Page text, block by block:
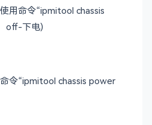
用命令“ipmitool chassis
off-下电)
令“ipmitool chassis power